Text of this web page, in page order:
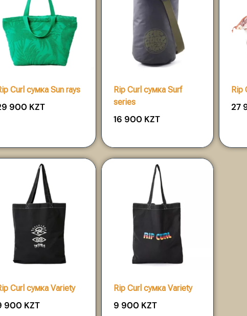
Curl сумка Sun rays
900 KZT
Rip Curl сумка Surf
series
16 900 KZT
Rip
27
Curl сумка Variety
900 KZT
Rip Curl сумка Variety
9 900 KZT